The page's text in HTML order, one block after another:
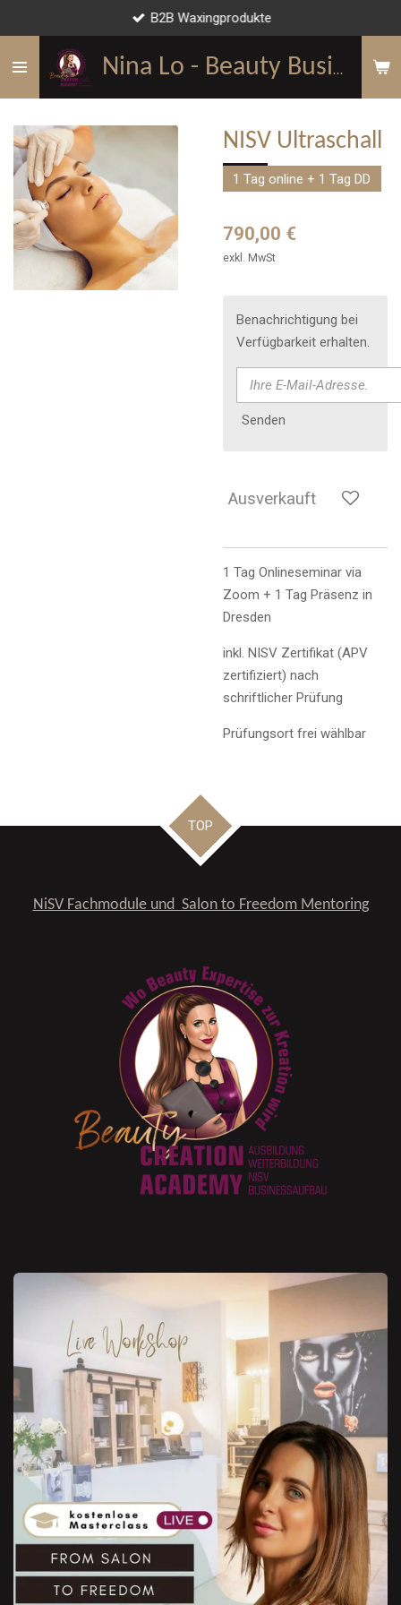
springen
Nina Lo - Beauty Business Mentorin
B2B Waxingprodukte
NISV Ultraschall
1 Tag online + 1 Tag DD
790,00 €
exkl. MwSt
Benachrichtigung bei
Verfügbarkeit erhalten.
Senden
Ausverkauft
1 Tag Onlineseminar via
Zoom + 1 Tag Präsenz in
Dresden
inkl. NISV Zertifikat (APV
zertifiziert) nach
schriftlicher Prüfung
Prüfungsort frei wählbar
TOP
NiSV Fachmodule und Salon to Freedom Mentoring